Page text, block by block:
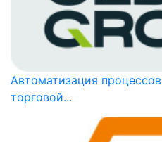
Автоматизация
торговой...